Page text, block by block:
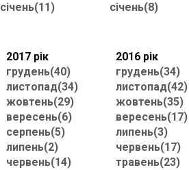
січень(11)
січень(8)
2017 рік
грудень(40)
листопад(34)
жовтень(29)
вересень(6)
серпень(5)
липень(2)
червень(14)
2016 рік
грудень(34)
листопад(42)
жовтень(35)
вересень(17)
липень(3)
червень(17)
травень(23)